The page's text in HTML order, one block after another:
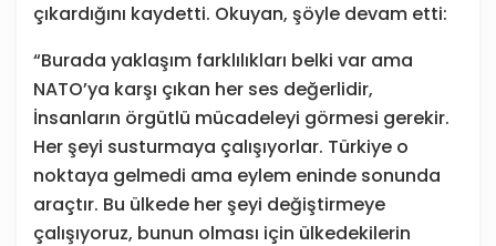
çıkardığını kaydetti. Okuyan, şöyle devam etti:
“Burada yaklaşım farklılıkları belki var ama
NATO’ya karşı çıkan her ses değerlidir,
İnsanların örgütlü mücadeleyi görmesi gerekir.
Her şeyi susturmaya çalışıyorlar. Türkiye o
noktaya gelmedi ama eylem eninde sonunda
araçtır. Bu ülkede her şeyi değiştirmeye
çalışıyoruz, bunun olması için ülkedekilerin